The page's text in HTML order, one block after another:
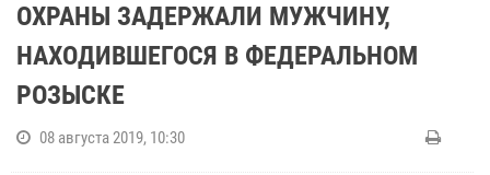
ОХРАНЫ ЗАДЕРЖАЛИ МУЖЧИНУ,
НАХОДИВШЕГОСЯ В ФЕДЕРАЛЬНОМ
РОЗЫСКЕ
08 августа 2019, 10:30